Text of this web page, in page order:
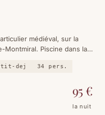
médiéval, sur la
Montmiral. Piscine dans la
dej 34 pers.
95 €
la nuit